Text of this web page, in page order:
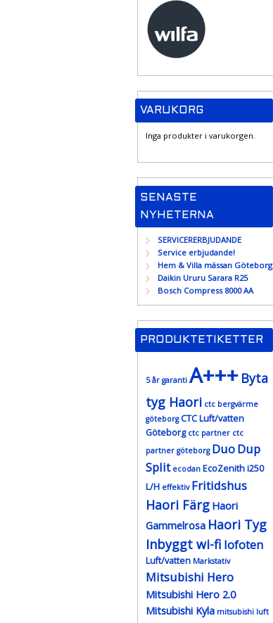
VARUKORG
Inga produkter i varukorgen.
SENASTE
NYHETERNA
SERVICERERBJUDANDE
Service erbjudande!
Hem & Villa mässan Göteborg
Daikin Ururu Sarara R25
Bosch Compress 8000 AA
PRODUKTETIKETTER
5 år garanti A+++ Byta
tyg Haori ctc bergvärme
göteborg CTC Luft/vatten
Göteborg ctc partner ctc
partner göteborg DuoDup
Split ecodan EcoZenith i250
L/H effektiv Fritidshus
Haori Färg Haori
Gammelrosa Haori Tyg
Inbyggt wi-fi lofoten
Luft/vatten Markstativ
Mitsubishi Hero
Mitsubishi Hero 2.0
Mitsubishi Kyla mitsubishi luft